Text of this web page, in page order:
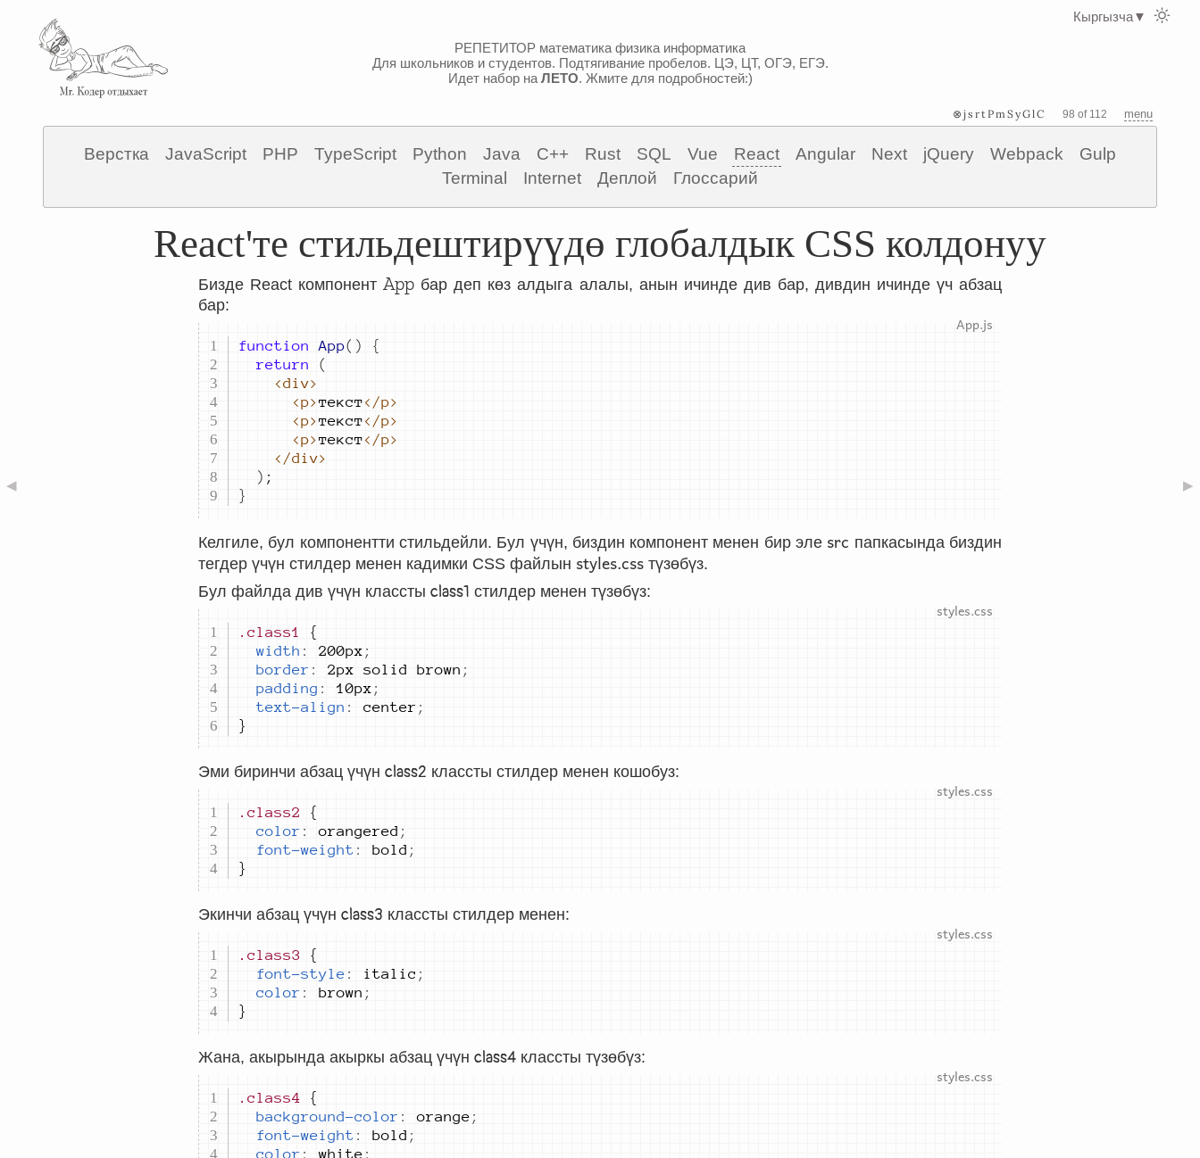
РЕПЕТИТОР математика физика информатика
Для школьников и студентов. Подтягивание пробелов. ЦЭ, ЦТ, ОГЭ, ЕГЭ.
Идет набор на ЛЕТО. Жмите для подробностей:)
⊗jsrtPmSyGlC 98 of 112 menu
Верстка JavaScript PHP TypeScript Python Java C++ Rust SQL Vue React Angular Next jQuery Webpack
Gulp
Terminal
Internet Деплой Глоссарий
◀ ▶
React'те стильдештирүүдө глобалдык CSS колдонуу
Бизде React компонентApp бар деп көз алдыга алалы, анын ичинде див бар, дивдин ичинде үч абзац
бар:
function App()
{
return
(
<div>
<p>текст</p>
<p>текст</p>
<p>текст</p>
</div>
) ;
}
Келгиле, бул компонентти стильдейли. Бул үчүн, биздин компонент менен бир эле src папкасында биздин
тегдер үчүн стилдер менен кадимки CSS файлын styles.css түзөбүз.
Бул файлда див үчүн классты class1 стилдер менен түзөбүз:
.class1
width : 200px ;
border : 2px solid brown ;
padding : 10px ;
text-align : center ;
}
Эми биринчи абзац үчүн class2 классты стилдер менен кошобуз:
.class2
color : orangered ;
font-weight : bold ;
}
Экинчи абзац үчүн class3 классты стилдер менен:
.class3
font-style : italic ;
color : brown ;
}
Жана, акырында акыркы абзац үчүн class4 классты түзөбүз:
.class4
background-color : orange ;
font-weight : bold ;
color : white ;
Кыргызча▼